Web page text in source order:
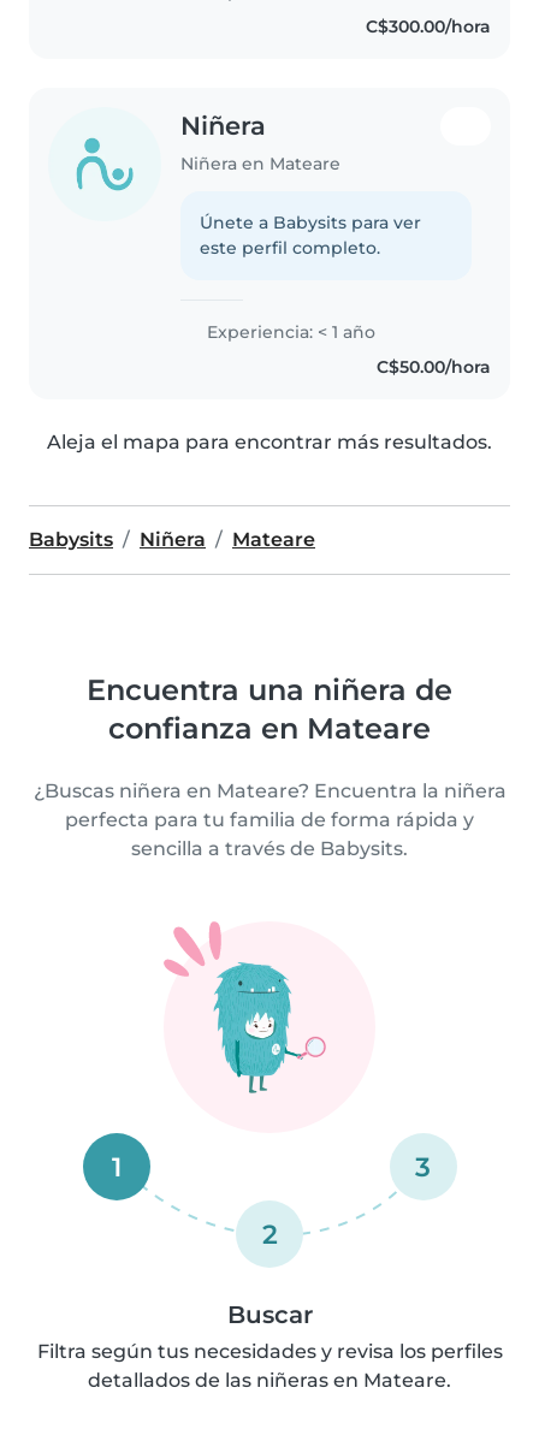
C$300.00/hora
Niñera
Niñera en Mateare
Únete a Babysits para ver
este perfil completo.
Experiencia: < 1 año
C$50.00/hora
Aleja el mapa para encontrar más resultados.
Babysits Niñera Mateare
Encuentra una niñera de
confianza en Mateare
¿Buscas niñera en Mateare? Encuentra la niñera
perfecta para tu familia de forma rápida y
sencilla a través de Babysits.
1
2
3
Buscar
Filtra según tus necesidades y revisa los perfiles
detallados de las niñeras en Mateare.